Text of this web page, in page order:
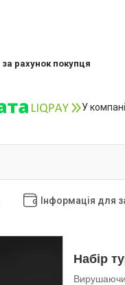
за рахунок покупця
У
Інформація для
Набір
Вирушаючи